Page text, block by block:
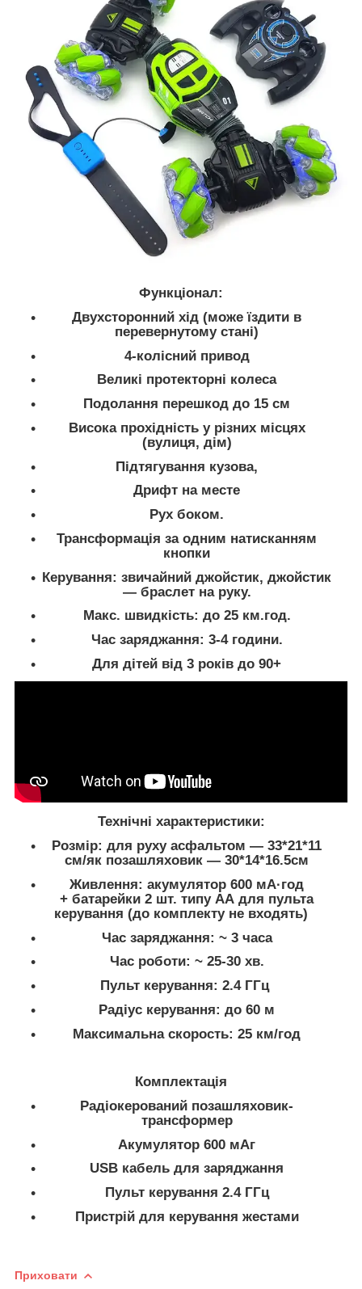
Функціонал:
Двухсторонний хід (може їздити в
перевернутому стані)
4-колісний привод
Великі протекторні колеса
Подолання перешкод до 15 см
Висока прохідність у різних місцях
(вулиця, дім)
Підтягування кузова,
Дрифт на месте
Рух боком.
Трансформація за одним натисканням
кнопки
Керування: звичайний джойстик, джойстик
— браслет на руку.
Макс. швидкість: до 25 км.год.
Час заряджання: 3-4 години.
Для дітей від 3 років до 90+
Технічні характеристики:
Розмір: для руху асфальтом — 33*21*11
см/як позашляховик — 30*14*16.5см
Живлення: акумулятор 600 мА·год
+ батарейки 2 шт. типу АА для пульта
керування (до комплекту не входять)
Час заряджання: ~ 3 часа
Час роботи: ~ 25-30 хв.
Пульт керування: 2.4 ГГц
Радіус керування: до 60 м
Максимальна скорость: 25 км/год
Комплектація
Радіокерований позашляховик-
трансформер
Акумулятор 600 мАг
USB кабель для заряджання
Пульт керування 2.4 ГГц
Пристрій для керування жестами
Приховати